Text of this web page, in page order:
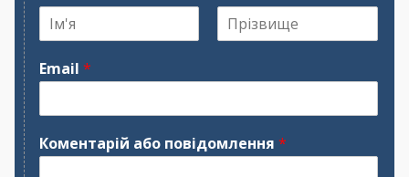
м
'
и
е
Email *
Коментарій або повідомлення *